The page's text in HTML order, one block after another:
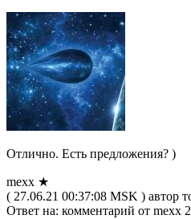
Отлично. Есть предложения? )
mexx ★
( 27.06.21 00:37:08 MSK ) автор
Ответ на: комментарий от mexx